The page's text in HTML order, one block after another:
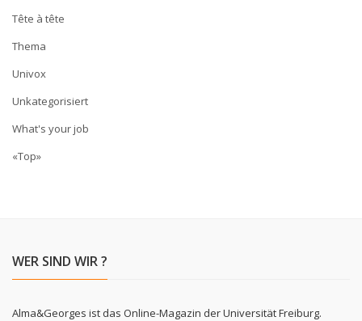
Tête à tête
Thema
Univox
Unkategorisiert
What's your job
«Top»
WER SIND WIR ?
Alma&Georges ist das Online-Magazin der Universität Freiburg.